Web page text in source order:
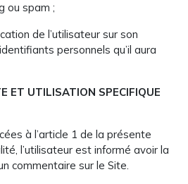
ou spam ;
de l’utilisateur sur son
personnels qu’il aura
ET UTILISATION SPECIFIQUE
à l’article 1 de la présente
l’utilisateur est informé avoir la
commentaire sur le Site.